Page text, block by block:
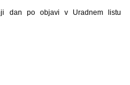
dan po objavi v Uradnem listu